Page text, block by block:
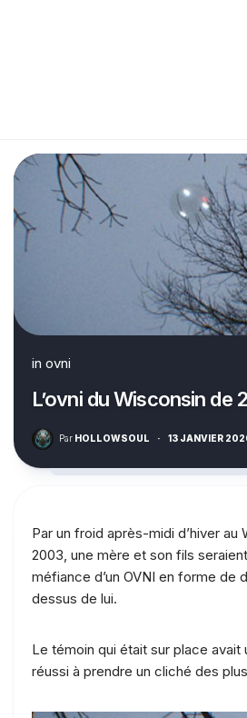
in ovni
L’ovni du Wisconsin de
Par HOLLOWSOUL · 13 JANVIER
Par un froid après-midi d’hiver au
2003, une mère et son fils
méfiance d’un OVNI en forme de
dessus de lui.
Le témoin qui était sur place avait
réussi à prendre un cliché des